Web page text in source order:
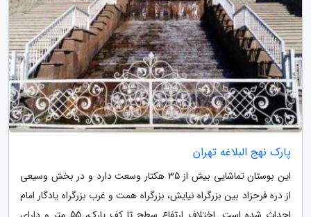
پارک نهج البلاغه تهران
این بوستان تماشایی بیش از 35 هکتار وسعت دارد و در بخش وسیعی
از دره فرحزاد بین بزرگراه نیایش، بزرگراه همت و غرب بزرگراه یادگار امام